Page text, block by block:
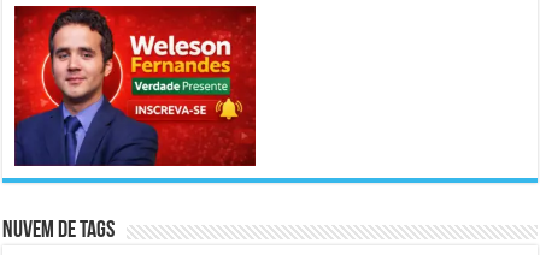
Nuvem de Tags